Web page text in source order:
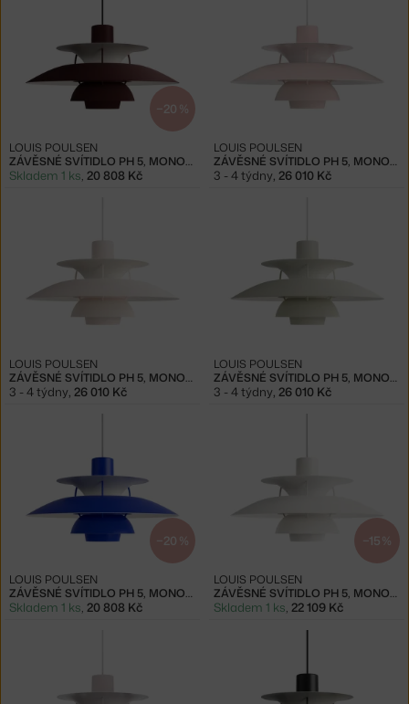
−20 %
ZÁVĚSNÉ SVÍTIDLO PH 5, MONOCHROME BURGUNDY
LOUIS POULSEN
Skladem 1 ks 20 808 Kč
ZÁVĚSNÉ SVÍTIDLO PH 5, MONOCHROME PALE ROSE
LOUIS POULSEN
3 - 4 týdny 26 010 Kč
ZÁVĚSNÉ SVÍTIDLO PH 5, MONOCHROME PALE BLUSH
LOUIS POULSEN
3 - 4 týdny 26 010 Kč
ZÁVĚSNÉ SVÍTIDLO PH 5, MONOCHROME PALE PEWTER
LOUIS POULSEN
3 - 4 týdny 26 010 Kč
−20 %
ZÁVĚSNÉ SVÍTIDLO PH 5, MONOCHROME BLUE
LOUIS POULSEN
Skladem 1 ks, 20 808 Kč
−15 %
ZÁVĚSNÉ SVÍTIDLO PH 5, MONOCHROME WHITE
LOUIS POULSEN
Skladem 1 ks, 22 109 Kč